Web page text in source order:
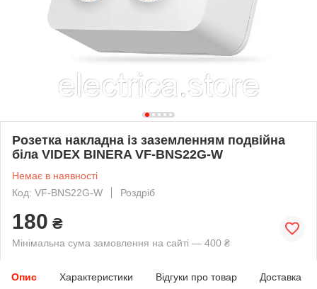
Розетка накладна із заземленням подвійна
біла VIDEX BINERA VF-BNS22G-W
Немає в наявності
Код: VF-BNS22G-W
Роздріб
180 ₴
Мінімальна сума замовлення на сайті — 400 ₴
Опис Характеристики Відгуки про товар Доставка